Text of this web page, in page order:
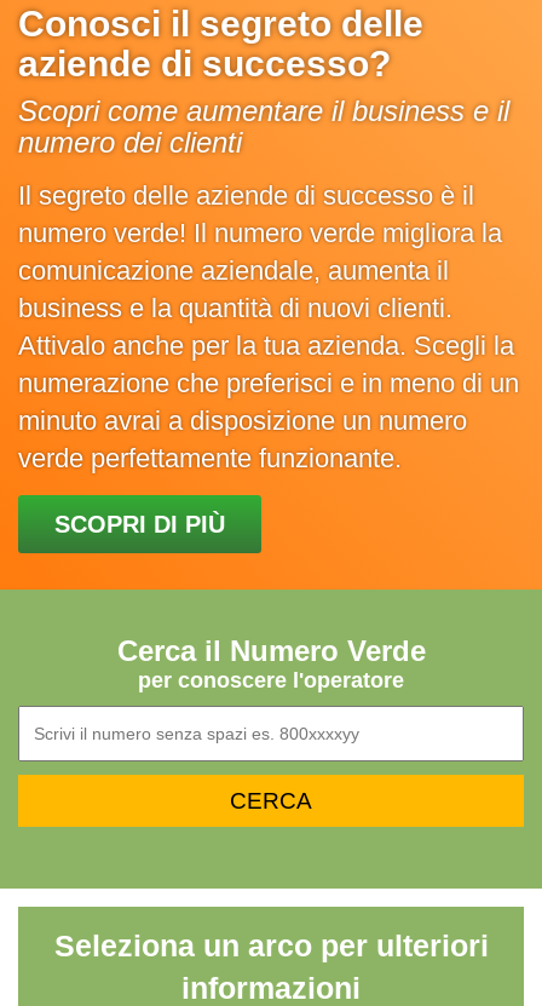
Conosci il segreto delle
aziende di successo?
Scopri come aumentare il business e il
numero dei clienti
Il segreto delle aziende di successo è il
numero verde! Il numero verde migliora la
comunicazione aziendale, aumenta il
business e la quantità di nuovi clienti.
Attivalo anche per la tua azienda. Scegli la
numerazione che preferisci e in meno di un
minuto avrai a disposizione un numero
verde perfettamente funzionante.
SCOPRI DI PIÙ
Cerca il Numero Verde
per conoscere l'operatore
Seleziona un arco per ulteriori
informazioni